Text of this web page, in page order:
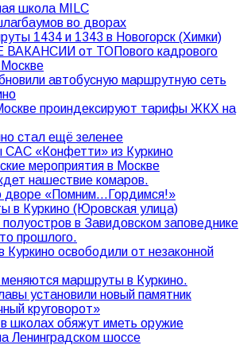
школа MILC
во дворах
1434 и 1343 в Новогорск (Химки)
от ТОПового кадрового
Москве
автобусную маршрутную сеть
проиндексируют тарифы ЖКХ на
стал ещё зеленее
САС «Конфетти» из Куркино
мероприятия в Москве
нашествие комаров.
дворе «Помним…Гордимся!»
в Куркино (Юровская улица)
в Завидовском заповеднике
прошлого.
освободили от незаконной
маршруты в Куркино.
установили новый памятник
круговорот»
школах обяжут иметь оружие
Ленинградском шоссе